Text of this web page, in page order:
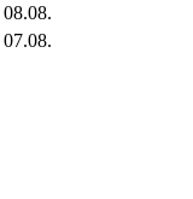
08.08.
07.08.